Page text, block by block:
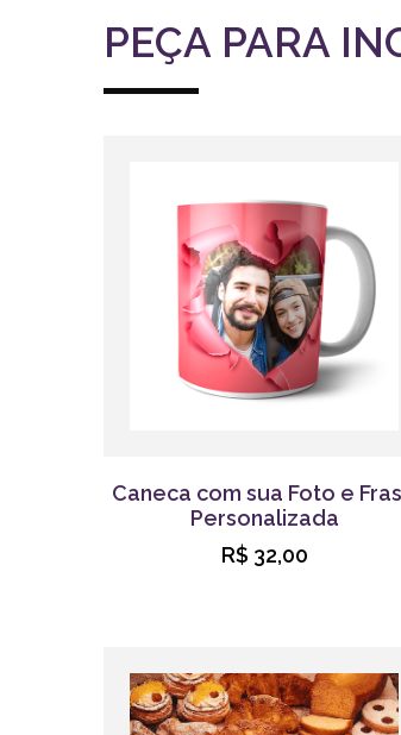
PEÇA PARA
Caneca com sua Foto e
Personalizada
R$ 32,00